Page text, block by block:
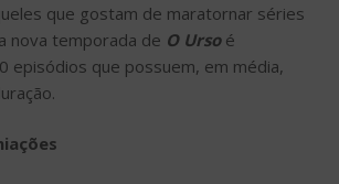
que gostam de maratornar séries
nova temporada de O Ursoé
episódios que possuem, em média,